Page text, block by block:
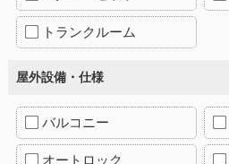
トランクルーム
屋外設備・仕様
バルコニー
オートロック